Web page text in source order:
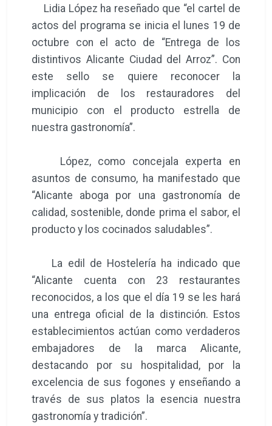
Lidia López ha reseñado que “el cartel de
actos del programa se inicia el lunes 19 de
octubre con el acto de “Entrega de los
distintivos Alicante Ciudad del Arroz”. Con
este sello se quiere reconocer la
implicación de los restauradores del
municipio con el producto estrella de
nuestra gastronomía”.
López, como concejala experta en
asuntos de consumo, ha manifestado que
“Alicante aboga por una gastronomía de
calidad, sostenible, donde prima el sabor, el
producto y los cocinados saludables”.
La edil de Hostelería ha indicado que
“Alicante cuenta con 23 restaurantes
reconocidos, a los que el día 19 se les hará
una entrega oficial de la distinción. Estos
establecimientos actúan como verdaderos
embajadores de la marca Alicante,
destacando por su hospitalidad, por la
excelencia de sus fogones y enseñando a
través de sus platos la esencia nuestra
gastronomía y tradición”.